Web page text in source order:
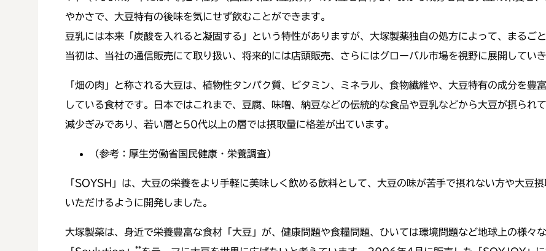
やかさで、大豆特有の後味を気にせず飲むことができます。
豆乳には本来「炭酸を入れると凝固する」という特性がありますが、大塚製薬独自の処方によって、まるご
当初は、当社の通信販売にて取り扱い、将来的には店頭販売、さらにはグローバル市場を視野に展開していき
「畑の肉」と称される大豆は、植物性タンパク質、ビタミン、ミネラル、食物繊維や、大豆特有の成分を豊
している食材です。日本ではこれまで、豆腐、味噌、納豆などの伝統的な食品や豆乳などから大豆が摂られ
減少ぎみであり、若い層と50代以上の層では摂取量に格差が出ています。
（参考：厚生労働省国民健康・栄養調査）
「SOYSH」は、大豆の栄養をより手軽に美味しく飲める飲料として、大豆の味が苦手で摂れない方や大豆
いただけるように開発しました。
大塚製薬は、身近で栄養豊富な食材「大豆」が、健康問題や食糧問題、ひいては環境問題など地球上の様々
**